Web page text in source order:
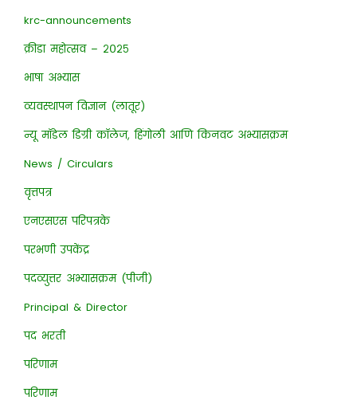
krc-announcements
क्रीडा महोत्सव – २०२५
भाषा अभ्यास
व्यवस्थापन विज्ञान (लातूर)
न्यू मॉडेल डिग्री कॉलेज, हिंगोली आणि किनवट अभ्यासक्रम
News / Circulars
वृत्तपत्र
एनएसएस परिपत्रके
परभणी उपकेंद्र
पदव्युत्तर अभ्यासक्रम (पीजी)
Principal & Director
पद भरती
परिणाम
परिणाम